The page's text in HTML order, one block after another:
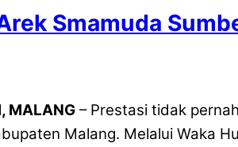
Smamuda
MALANG – Prestasi tidak
Malang. Melalui Waka